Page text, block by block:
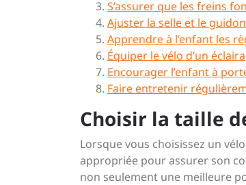
S’assurer que les freins
Ajuster la selle et le
Apprendre à l’enfant les
Équiper le vélo d’un
Encourager l’enfant à
Faire entretenir
Choisir la taille
Lorsque vous choisissez un
appropriée pour assurer son
non seulement une meilleure